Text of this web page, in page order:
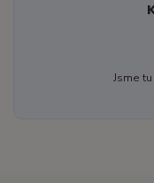
Jsme